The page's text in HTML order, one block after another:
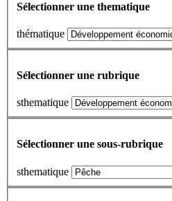
Sélectionner une thematique
thématique
Sélectionner une rubrique
sthematique
Sélectionner une sous-rubrique
sthematique